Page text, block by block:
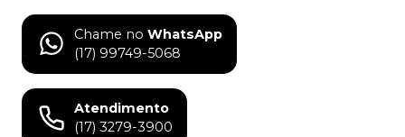
Chame no WhatsApp
(17) 99749-5068
Atendimento
(17) 3279-3900